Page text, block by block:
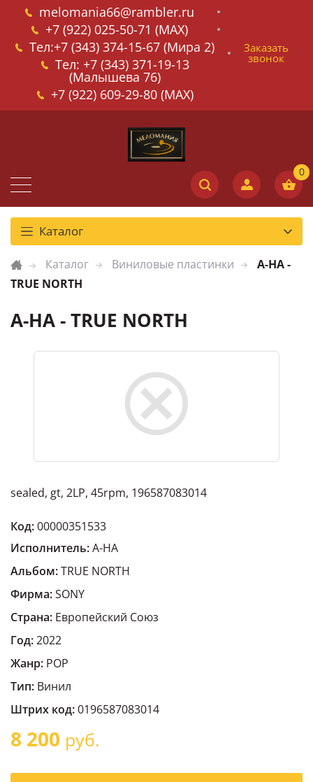
melomania66@rambler.ru
+7 (922) 025-50-71 (MAX)
Тел:+7 (343) 374-15-67 (Мира 2)
Тел: +7 (343) 371-19-13
(Малышева 76)
+7 (922) 609-29-80 (MAX)
Заказать
звонок
Каталог
Каталог Виниловые пластинки
A-HA -
TRUE NORTH
A-HA - TRUE NORTH
sealed, gt, 2LP, 45rpm, 196587083014
Код:00000351533
Исполнитель:A-HA
Альбом:TRUE NORTH
Фирма:SONY
Страна: Европейский Cоюз
Год:2022
Жанр: POP
Тип: Винил
Штрих код:0196587083014
8 200 руб.